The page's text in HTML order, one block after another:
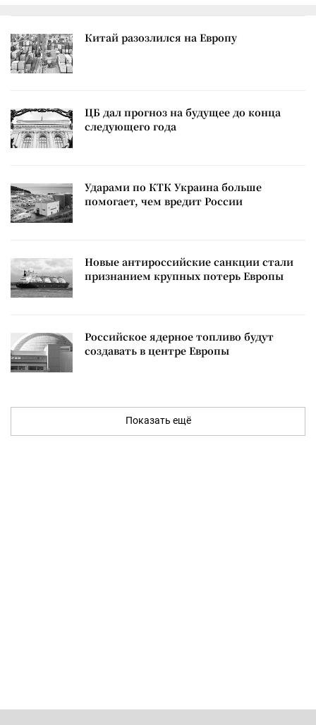
Китай разозлился на Европу
ЦБ дал прогноз на будущее до конца
следующего года
Ударами по КТК Украина больше
помогает, чем вредит России
Новые антироссийские санкции стали
признанием крупных потерь Европы
Российское ядерное топливо будут
создавать в центре Европы
Показать ещё